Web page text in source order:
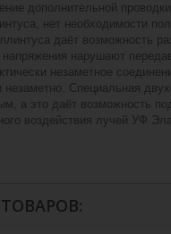
дополнительной
нет необходимости
даёт возможность
нарушают
незаметное
незаметно. Специальная
а это даёт возможность
воздействия лучей УФ